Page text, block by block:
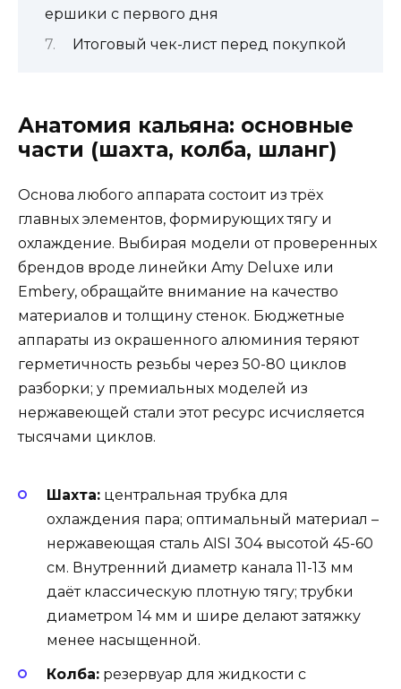
ершики с первого дня
Итоговый чек-лист перед покупкой
Анатомия кальяна: основные
части (шахта, колба, шланг)
Основа любого аппарата состоит из трёх
главных элементов, формирующих тягу и
охлаждение. Выбирая модели от проверенных
брендов вроде линейки Amy Deluxe или
Embery, обращайте внимание на качество
материалов и толщину стенок. Бюджетные
аппараты из окрашенного алюминия теряют
герметичность резьбы через 50-80 циклов
разборки; у премиальных моделей из
нержавеющей стали этот ресурс исчисляется
тысячами циклов.
Шахта: центральная трубка для
охлаждения пара; оптимальный материал –
нержавеющая сталь AISI 304 высотой 45-60
см. Внутренний диаметр канала 11-13 мм
даёт классическую плотную тягу; трубки
диаметром 14 мм и шире делают затяжку
менее насыщенной.
Колба: резервуар для жидкости с